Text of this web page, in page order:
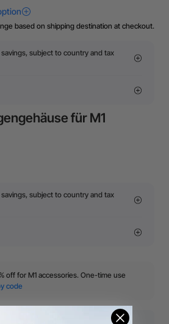
based on shipping destination at checkout.
savings, subject to country and tax
für M1
savings, subject to country and tax
off for M1 accessories. One-time use
code